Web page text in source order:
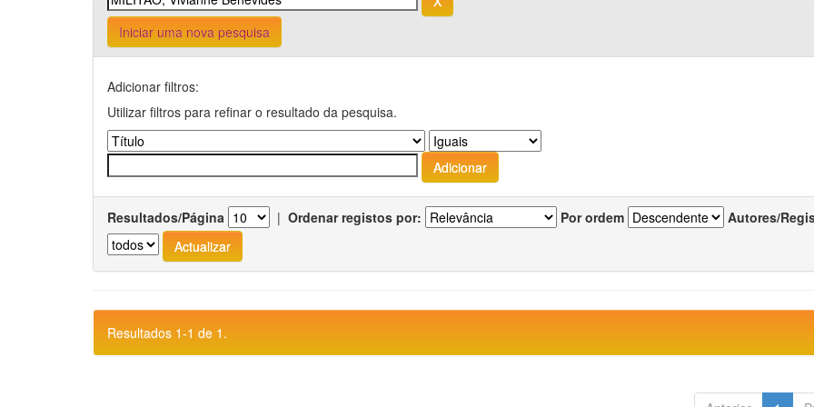
Iniciar uma nova pesquisa
Adicionar filtros:
Utilizar filtros para refinar o resultado da pesquisa.
Resultados/Página | Ordenar registos por: Por ordem Autores/
Resultados 1-1 de 1.